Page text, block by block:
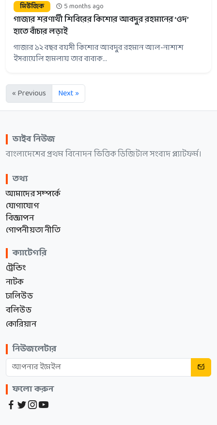
মিউজিক 5 months ago
গাজার শরণার্থী শিবিরের কিশোর আবদুর রহমানের ‘ওদ’
হাতে বাঁচার লড়াই
গাজার ১২ বছর বয়সী কিশোর আবদুর রহমান আল-নাশাশ
ইসরায়েলি হামলায় তার বাবাক...
« Previous Next »
ভাইব নিউজ
বাংলাদেশের প্রথম বিনোদন ভিত্তিক ডিজিটাল সংবাদ প্ল্যাটফর্ম।
তথ্য
আমাদের সম্পর্কে
যোগাযোগ
বিজ্ঞাপন
গোপনীয়তা নীতি
ক্যাটেগরি
ট্রেন্ডিং
নাটক
ঢালিউড
বলিউড
কোরিয়ান
নিউজলেটার
ফলো করুন